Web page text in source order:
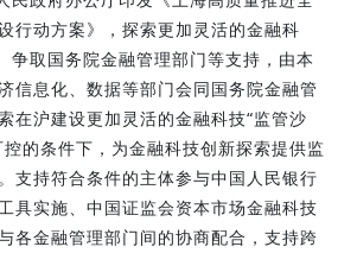
行动方案》，探索更加灵活的金融科
争取国务院金融管理部门等支持，由本
信息化、数据等部门会同国务院金融管
在沪建设更加灵活的金融科技“监管沙
的条件下，为金融科技创新探索提供监
支持符合条件的主体参与中国人民银行
具实施、中国证监会资本市场金融科技
各金融管理部门间的协商配合，支持跨